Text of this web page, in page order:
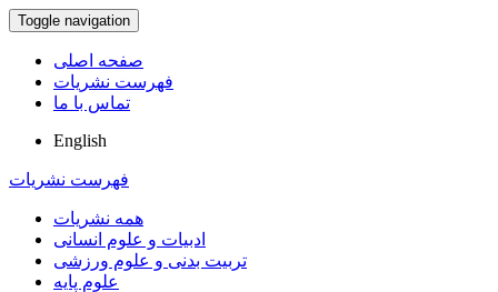
Toggle navigation
صفحه اصلی
فهرست نشریات
تماس با ما
English
فهرست نشریات
همه نشریات
ادبیات و علوم انسانی
تربیت بدنی و علوم ورزشی
علوم پایه